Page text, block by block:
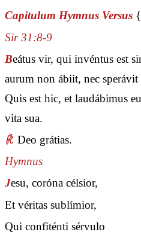
Capitulum Hymnus Versus
Sir 31:8-9
Beátus vir, qui invéntus est
aurum non ábiit, nec sperávit
Quis est hic, et laudábimus
vita sua.
℟. Deo grátias.
Hymnus
Jesu, coróna célsior,
Et véritas sublímior,
Qui confiténti sérvulo